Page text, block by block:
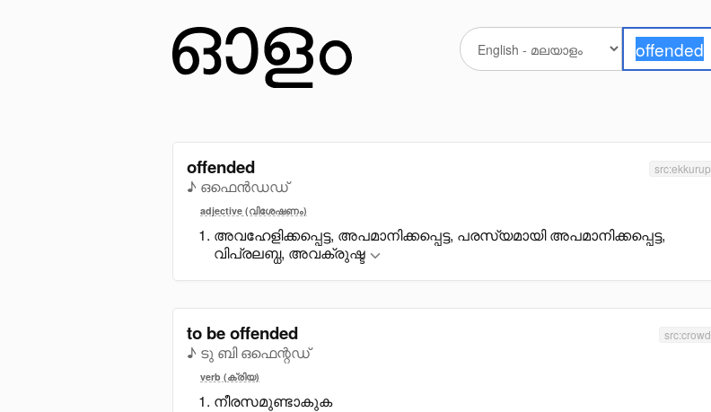
offended
♪ ഒഫെൻഡഡ്
src:ekkurup
adjective (വിശേഷണം)
അവഹേളിക്കപ്പെട്ട, അപമാനിക്കപ്പെട്ട, പരസ്യമായി അപമാനിക്കപ്പെട്ട,
വിപ്രലബ്ധ, അവക്രുഷ്ട
to be offended
♪ ടു ബി ഒഫെന്റഡ്
src:crowd
verb (ക്രിയ)
നീരസമുണ്ടാകുക